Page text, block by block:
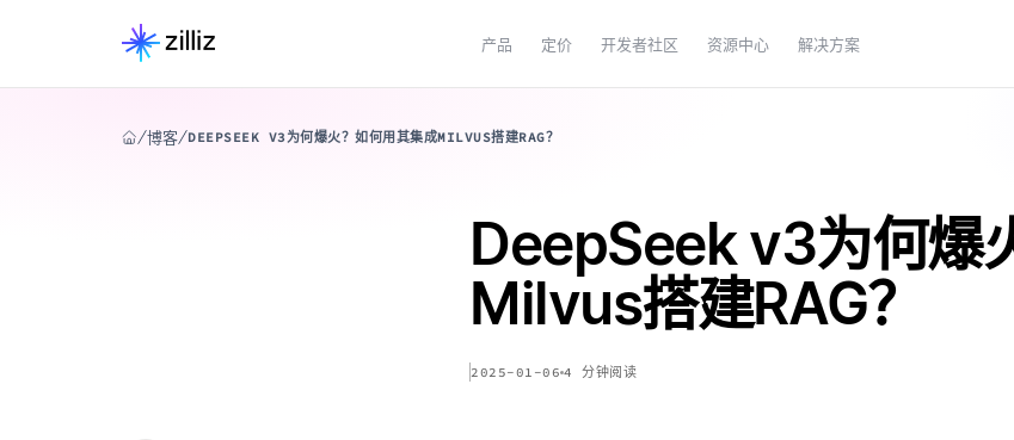
产品 定价 开发者社区 资源中心 解决方案
博客 DEEPSEEK V3为何爆火？如何用其集成MILVUS搭建RAG？
DeepSeek v3为何爆
Milvus搭建RAG？
2025-01-06 4 分钟阅读